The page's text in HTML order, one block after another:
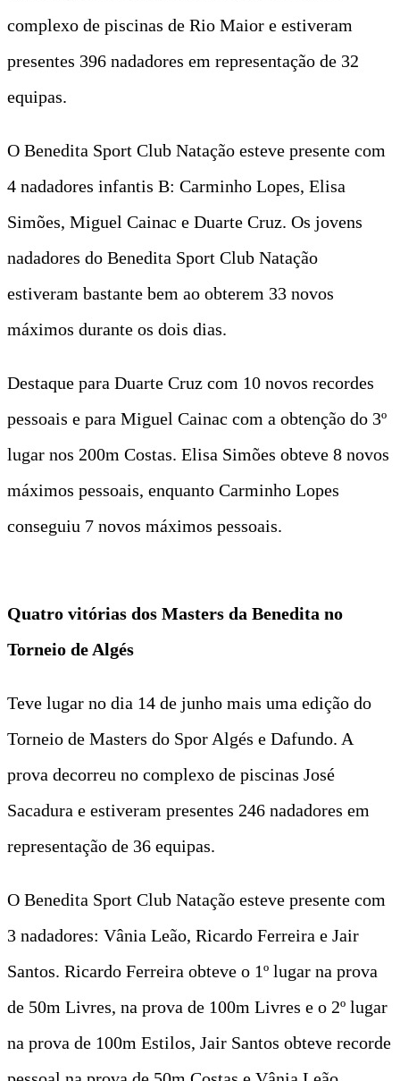
complexo de piscinas de Rio Maior e estiveram
presentes 396 nadadores em representação de 32
equipas.
O Benedita Sport Club Natação esteve presente com
4 nadadores infantis B: Carminho Lopes, Elisa
Simões, Miguel Cainac e Duarte Cruz. Os jovens
nadadores do Benedita Sport Club Natação
estiveram bastante bem ao obterem 33 novos
máximos durante os dois dias.
Destaque para Duarte Cruz com 10 novos recordes
pessoais e para Miguel Cainac com a obtenção do 3º
lugar nos 200m Costas. Elisa Simões obteve 8 novos
máximos pessoais, enquanto Carminho Lopes
conseguiu 7 novos máximos pessoais.
Quatro vitórias dos Masters da Benedita no
Torneio de Algés
Teve lugar no dia 14 de junho mais uma edição do
Torneio de Masters do Spor Algés e Dafundo. A
prova decorreu no complexo de piscinas José
Sacadura e estiveram presentes 246 nadadores em
representação de 36 equipas.
O Benedita Sport Club Natação esteve presente com
3 nadadores: Vânia Leão, Ricardo Ferreira e Jair
Santos. Ricardo Ferreira obteve o 1º lugar na prova
de 50m Livres, na prova de 100m Livres e o 2º lugar
na prova de 100m Estilos, Jair Santos obteve recorde